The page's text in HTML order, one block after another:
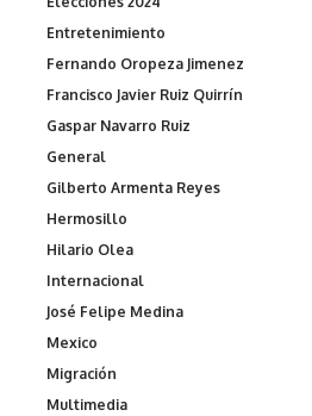
Entretenimiento
Fernando Oropeza Jimenez
Francisco Javier Ruiz Quirrín
Gaspar Navarro Ruiz
General
Gilberto Armenta Reyes
Hermosillo
Hilario Olea
Internacional
José Felipe Medina
Mexico
Migración
Multimedia